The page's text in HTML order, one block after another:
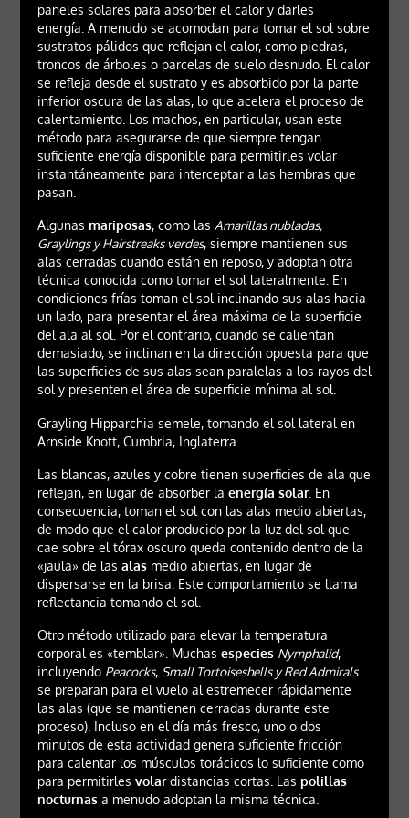
paneles solares para absorber el calor y darles
energía. A menudo se acomodan para tomar el sol sobre
sustratos pálidos que reflejan el calor, como piedras,
troncos de árboles o parcelas de suelo desnudo. El calor
se refleja desde el sustrato y es absorbido por la parte
inferior oscura de las alas, lo que acelera el proceso de
calentamiento. Los machos, en particular, usan este
método para asegurarse de que siempre tengan
suficiente energía disponible para permitirles volar
instantáneamente para interceptar a las hembras que
pasan.
Algunas mariposas, como las Amarillas nubladas,
Graylings y Hairstreaks verdes, siempre mantienen sus
alas cerradas cuando están en reposo, y adoptan otra
técnica conocida como tomar el sol lateralmente. En
condiciones frías toman el sol inclinando sus alas hacia
un lado, para presentar el área máxima de la superficie
del ala al sol. Por el contrario, cuando se calientan
demasiado, se inclinan en la dirección opuesta para que
las superficies de sus alas sean paralelas a los rayos del
sol y presenten el área de superficie mínima al sol.
Grayling Hipparchia semele, tomando el sol lateral en
Arnside Knott, Cumbria, Inglaterra
Las blancas, azules y cobre tienen superficies de ala que
reflejan, en lugar de absorber la energía solar. En
consecuencia, toman el sol con las alas medio abiertas,
de modo que el calor producido por la luz del sol que
cae sobre el tórax oscuro queda contenido dentro de la
«jaula» de las alasmedio abiertas, en lugar de
dispersarse en la brisa. Este comportamiento se llama
reflectancia tomando el sol.
Otro método utilizado para elevar la temperatura
corporal es «temblar». Muchas especies Nymphalid,
incluyendo Peacocks, Small Tortoiseshells y Red Admirals
se preparan para el vuelo al estremecer rápidamente
las alas (que se mantienen cerradas durante este
proceso). Incluso en el día más fresco, uno o dos
minutos de esta actividad genera suficiente fricción
para calentar los músculos torácicos lo suficiente como
para permitirles volardistancias cortas. Las polillas
nocturnasa menudo adoptan la misma técnica.